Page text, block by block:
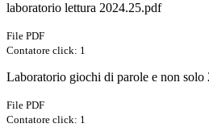
laboratorio lettura 2024.25.pdf
File PDF
Contatore click: 1
Laboratorio giochi di parole e non solo
File PDF
Contatore click: 1